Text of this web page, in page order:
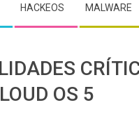
HACKEOS MALWARE
OS 5